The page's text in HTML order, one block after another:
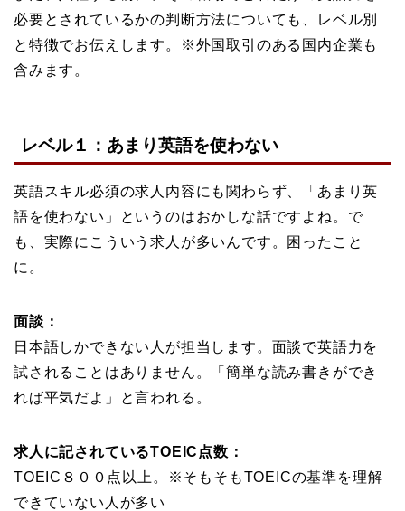
必要とされているかの判断方法についても、レベル別
と特徴でお伝えします。※外国取引のある国内企業も
含みます。
レベル１：あまり英語を使わない
英語スキル必須の求人内容にも関わらず、「あまり英
語を使わない」というのはおかしな話ですよね。で
も、実際にこういう求人が多いんです。困ったこと
に。
面談：
日本語しかできない人が担当します。面談で英語力を
試されることはありません。「簡単な読み書きができ
れば平気だよ」と言われる。
求人に記されているTOEIC点数：
TOEIC８００点以上。※そもそもTOEICの基準を理解
できていない人が多い